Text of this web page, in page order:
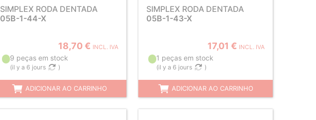
SIMPLEX RODA DENTADA
05B-1-44-X
18,70 € INCL. IVA
9 peças em stock
(il y a 6 jours )
ADICIONAR AO CARRINHO
SIMPLEX RODA DENTADA
05B-1-43-X
17,01 € INCL. IVA
1 peças em stock
(il y a 6 jours )
ADICIONAR AO CARRINHO